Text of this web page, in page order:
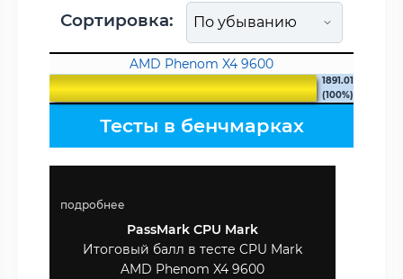
Сортировка:
AMD Phenom X4 9600
1891.01
(100%)
Тесты в бенчмарках
подробнее
PassMark CPU Mark
Итоговый балл в тесте CPU Mark
AMD Phenom X4 9600